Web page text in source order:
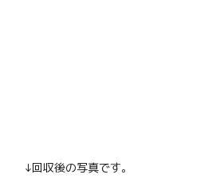
↓回収後の写真です。